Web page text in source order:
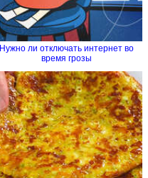
Нужно ли отключать интернет во
время грозы